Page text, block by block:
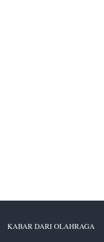
KABAR DARI OLAHRAGA